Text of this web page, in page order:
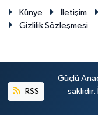
Künye İletişim
Gizlilik Sözleşmesi
RSS
Güçlü